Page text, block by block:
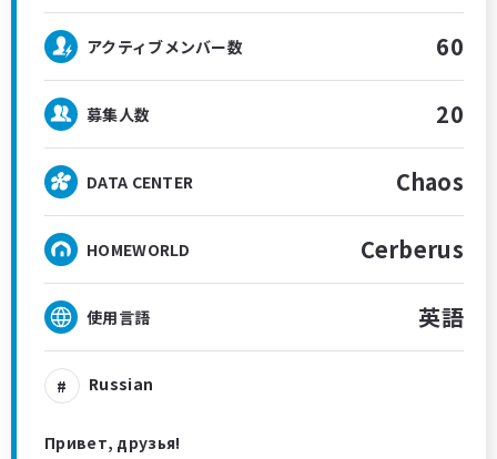
アクティブメンバー数 60
募集人数 20
DATA CENTER Chaos
HOMEWORLD Cerberus
使用言語 英語
Russian
Привет, друзья!